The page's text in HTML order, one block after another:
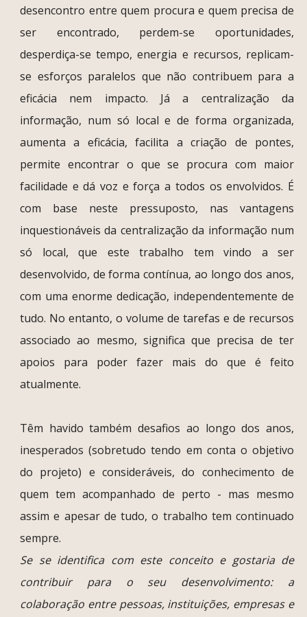
desencontro entre quem procura e quem precisa de
ser encontrado, perdem-se oportunidades,
desperdiça-se tempo, energia e recursos, replicam-
se esforços paralelos que não contribuem para a
eficácia nem impacto. Já a centralização da
informação, num só local e de forma organizada,
aumenta a eficácia, facilita a criação de pontes,
permite encontrar o que se procura com maior
facilidade e dá voz e força a todos os envolvidos. É
com base neste pressuposto, nas vantagens
inquestionáveis da centralização da informação num
só local, que este trabalho tem vindo a ser
desenvolvido, de forma contínua, ao longo dos anos,
com uma enorme dedicação, independentemente de
tudo. No entanto, o volume de tarefas e de recursos
associado ao mesmo, significa que precisa de ter
apoios para poder fazer mais do que é feito
atualmente.
Têm havido também desafios ao longo dos anos,
inesperados (sobretudo tendo em conta o objetivo
do projeto) e consideráveis, do conhecimento de
quem tem acompanhado de perto - mas mesmo
assim e apesar de tudo, o trabalho tem continuado
sempre.
Se se identifica com este conceito e gostaria de
contribuir para o seu desenvolvimento: a
colaboração entre pessoas, instituições, empresas e